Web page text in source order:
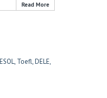
Read More
Toefl, DELE,